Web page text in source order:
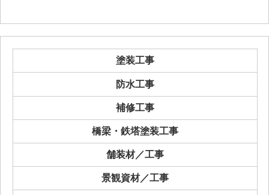
塗装工事
防水工事
補修工事
橋梁・鉄塔塗装工事
舗装材／工事
景観資材／工事